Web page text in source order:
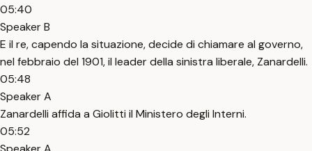
05:40
Speaker B
E il re, capendo la situazione, decide di chiamare al governo,
nel febbraio del 1901, il leader della sinistra liberale, Zanardelli.
05:48
Speaker A
Zanardelli affida a Giolitti il Ministero degli Interni.
05:52